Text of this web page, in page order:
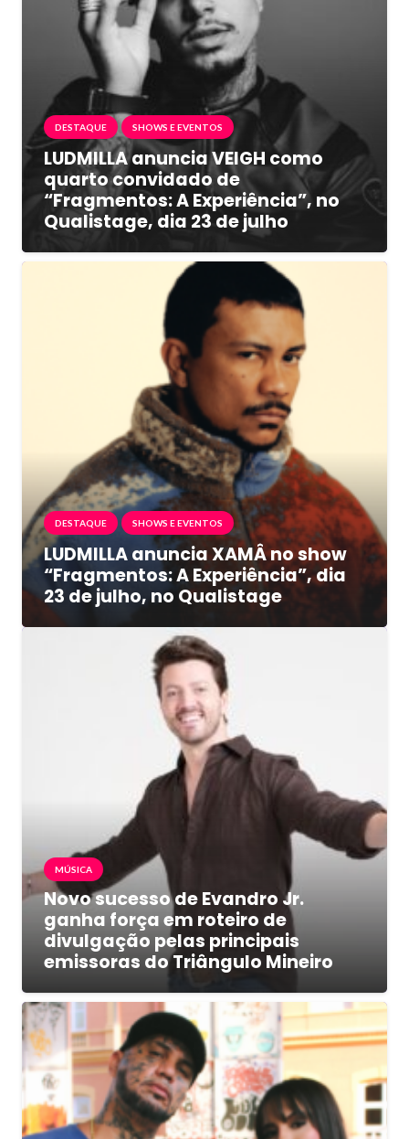
DESTAQUE SHOWS E EVENTOS
LUDMILLA anuncia VEIGH como
quarto convidado de
“Fragmentos: A Experiência”, no
Qualistage, dia 23 de julho
DESTAQUE SHOWS E EVENTOS
LUDMILLA anuncia XAMÂ no show
“Fragmentos: A Experiência”, dia
23 de julho, no Qualistage
MÚSICA
Novo sucesso de Evandro Jr.
ganha força em roteiro de
divulgação pelas principais
emissoras do Triângulo Mineiro